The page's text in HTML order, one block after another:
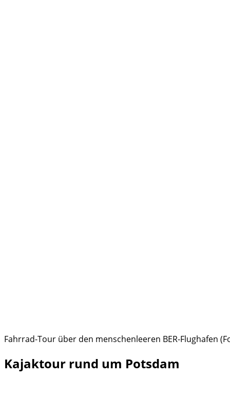
Fahrrad-Tour über den menschenleeren BER-Flughafen
Kajaktour rund um Potsdam